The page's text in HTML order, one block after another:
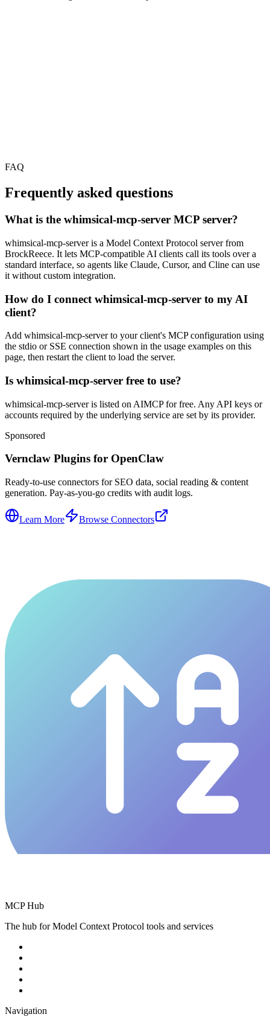
FAQ
Frequently asked questions
What is the whimsical-mcp-server MCP server?
whimsical-mcp-server is a Model Context Protocol server from
BrockReece. It lets MCP-compatible AI clients call its tools over a
standard interface, so agents like Claude, Cursor, and Cline can use
it without custom integration.
How do I connect whimsical-mcp-server to my AI
client?
Add whimsical-mcp-server to your client's MCP configuration using
the stdio or SSE connection shown in the usage examples on this
page, then restart the client to load the server.
Is whimsical-mcp-server free to use?
whimsical-mcp-server is listed on AIMCP for free. Any API keys or
accounts required by the underlying service are set by its provider.
Sponsored
Vernclaw Plugins for OpenClaw
Ready-to-use connectors for SEO data, social reading & content
generation. Pay-as-you-go credits with audit logs.
Learn More Browse Connectors
MCP Hub
The hub for Model Context Protocol tools and services
Navigation